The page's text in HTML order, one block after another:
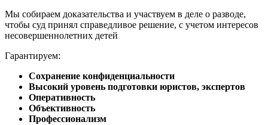
Мы собираем доказательства и участвуем в деле о разводе,
чтобы суд принял справедливое решение, с учетом интересов
несовершеннолетних детей
Гарантируем:
Сохранение конфиденциальности
Высокий уровень подготовки юристов, экспертов
Оперативность
Объективность
Профессионализм